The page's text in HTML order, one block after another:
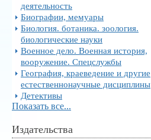
деятельность
Биографии, мемуары
Биология. ботаника. зоология.
биологические науки
Военное дело. Военная история,
вооружение. Спецслужбы
География, краеведение и другие
естественнонаучные дисциплины
Детективы
Показать все...
Издательства